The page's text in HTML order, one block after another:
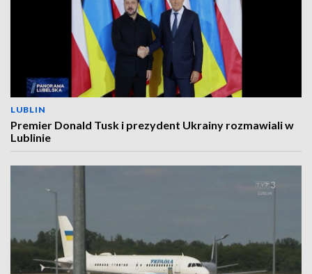
LUBLIN
Premier Donald Tusk i prezydent Ukrainy rozmawiali w
Lublinie